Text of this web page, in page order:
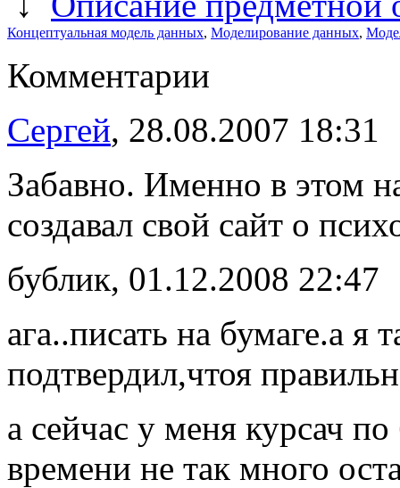
Концептуальная модель данных, Моделирование данных,
Комментарии
Сергей, 28.08.2007 18:31
Забавно. Именно в этом
создавал свой сайт о
бублик, 01.12.2008 22:47
ага..писать на бумаге.а я
подтвердил,чтоя
а сейчас у меня курсач
времени не так много